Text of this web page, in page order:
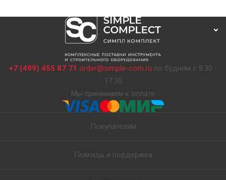
+7 (499) 455 87 71 order@simple-com.ru по будням с 8:30 -
17:30
Мы принимаем к оплате
Покупателям
Помощь и поддержка